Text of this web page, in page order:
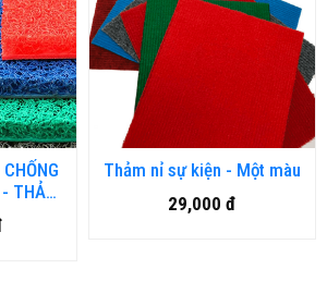
THẢM
Thảm nỉ sự kiện - Một màu
29,000 đ